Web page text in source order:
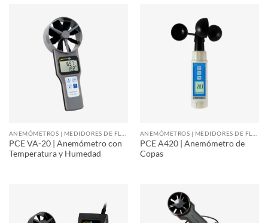
PCE VA-20 | Anemómetro con
Temperatura y Humedad
PCE A420 | Anemómetro de
Copas